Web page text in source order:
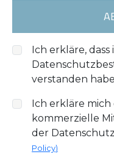
Ich erkläre, dass
verstanden
Ich erkläre
kommerzielle
der
Policy)